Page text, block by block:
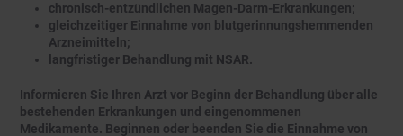
chronisch-entzündlichen Magen-Darm-Erkrankungen;
gleichzeitiger Einnahme von blutgerinnungshemmenden
Arzneimitteln;
langfristiger Behandlung mit NSAR.
Informieren Sie Ihren Arzt vor Beginn der Behandlung über alle
bestehenden Erkrankungen und eingenommenen
Medikamente. Beginnen oder beenden Sie die Einnahme von